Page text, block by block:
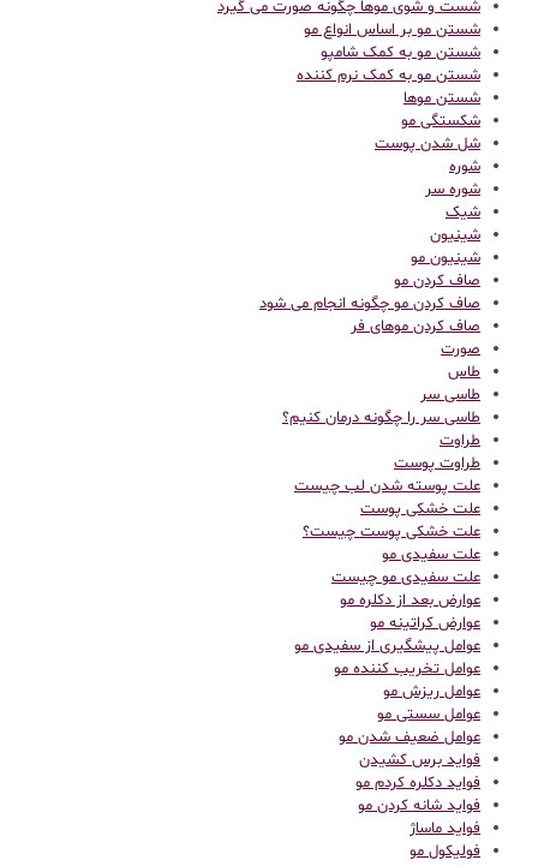
شست و شوی موها چگونه صورت می گیرد
شستن مو بر اساس انواع مو
شستن مو به کمک شامپو
شستن مو به کمک نرم کننده
شستن موها
شکستگی مو
شل شدن پوست
شوره
شوره سر
شیک
شینیون
شینیون مو
صاف کردن مو
صاف کردن مو چگونه انجام می شود
صاف کردن موهای فر
صورت
طاس
طاسی سر
طاسی سر را چگونه درمان کنیم؟
طراوت
طراوت پوست
علت پوسته شدن لب چیست
علت خشکی پوست
علت خشکی پوست چیست؟
علت سفیدی مو
علت سفیدی مو چیست
عوارض بعد از دکلره مو
عوارض کراتینه مو
عوامل پیشگیری از سفیدی مو
عوامل تخریب کننده مو
عوامل ریزش مو
عوامل سستی مو
عوامل ضعیف شدن مو
فواید برس کشیدن
فواید دکلره کردم مو
فواید شانه کردن مو
فواید ماساژ
فولیکول مو